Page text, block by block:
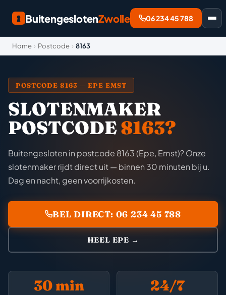
BuitengeslotenZwolle 06 234 45 788
Home › Postcode › 8163
POSTCODE 8163 — EPE EMST
SLOTENMAKER
POSTCODE8163?
Buitengesloten in postcode 8163 (Epe, Emst)? Onze
slotenmaker rijdt direct uit — binnen 30 minuten bij u.
Dag en nacht, geen voorrijkosten.
BEL DIRECT: 06 234 45 788
HEEL EPE →
30 min 24/7